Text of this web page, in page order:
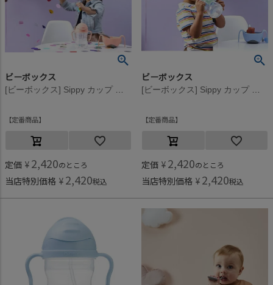
ビーボックス
[ビーボックス] Sippy カップ ジェラートシリーズ(240ml) トゥッティフルッティ
定番商品
定価 ¥ 2,420のところ
当店特別価格 ¥ 2,420税込
ビーボックス
[ビーボックス] Sippy カップ ジェラートシリーズ(240ml) ピスタチオ
定番商品
定価 ¥ 2,420のところ
当店特別価格 ¥ 2,420税込